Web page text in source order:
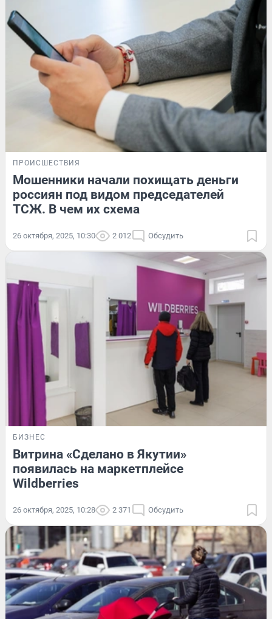
ПРОИСШЕСТВИЯ
Мошенники начали похищать деньги
россиян под видом председателей
ТСЖ. В чем их схема
26 октября, 2025, 10:30 2 012 Обсудить
БИЗНЕС
Витрина «Сделано в Якутии»
появилась на маркетплейсе
Wildberries
26 октября, 2025, 10:28 2 371 Обсудить